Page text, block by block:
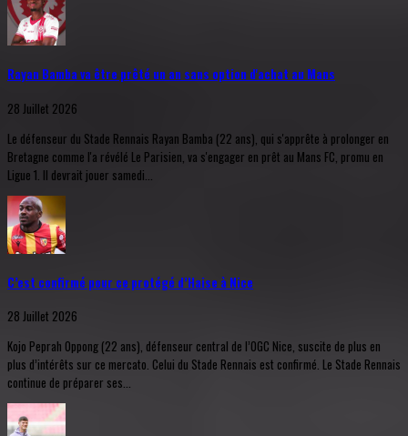
Rayan Bamba va être prêté un an sans option d'achat au Mans
28 Juillet 2026
Le défenseur du Stade Rennais Rayan Bamba (22 ans), qui s'apprête à prolonger en
Bretagne comme l'a révélé Le Parisien, va s'engager en prêt au Mans FC, promu en
Ligue 1. Il devrait jouer samedi...
C’est confirmé pour ce protégé d’Haise à Nice
28 Juillet 2026
Kojo Peprah Oppong (22 ans), défenseur central de l’OGC Nice, suscite de plus en
plus d’intérêts sur ce mercato. Celui du Stade Rennais est confirmé. Le Stade Rennais
continue de préparer ses...